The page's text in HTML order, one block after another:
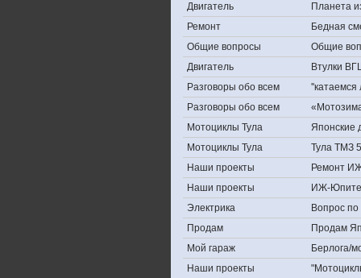
Двигатель
Планета
Ремонт
Бедная
Общие вопросы
Общие
Двигатель
Втулки
Разговоры обо всем
Разговоры обо всем
Мотоциклы Тула
Японские
Мотоциклы Тула
Тула ТМЗ
Наши проекты
Ремонт
Наши проекты
ИЖ-
Электрика
Вопрос по
Продам
Продам
Мой гараж
Берлога/
Наши проекты